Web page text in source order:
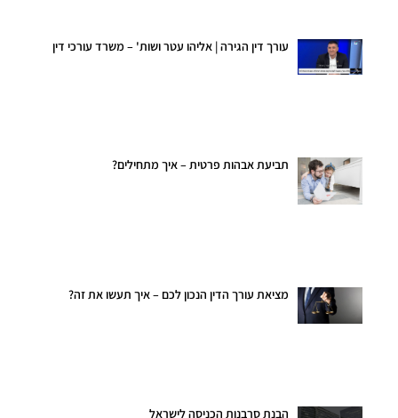
עורך דין הגירה | אליהו עטר ושות' – משרד עורכי דין
תביעת אבהות פרטית – איך מתחילים?
מציאת עורך הדין הנכון לכם – איך תעשו את זה?
הבנת סרבנות הכניסה לישראל